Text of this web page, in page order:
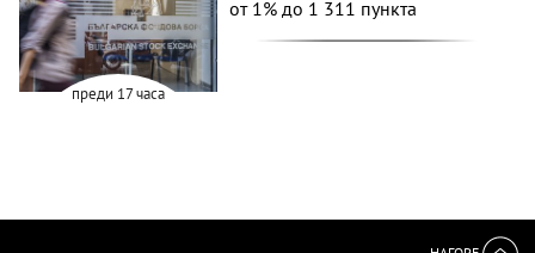
преди 17 часа
от 1% до 1 311 пункта